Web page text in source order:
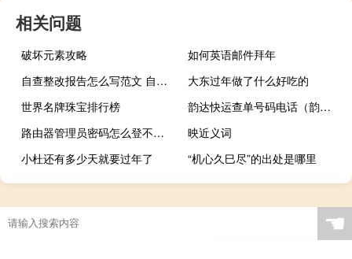
相关问题
破坏元素攻略
如何英语邮件拜年
自查整改报告怎么写范文 自查整改报告怎么写
大东过年做了什么好吃的
世界名牌珠宝排行榜
韵达快运查单号码电话（韵达快运查单号码）
路由器管理员密码怎么登不上去（路由器管理员密码）
映近义词
小杜还有多少天就要过年了
“机心久巳尽”的出处是哪里
☚